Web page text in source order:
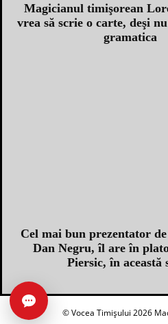
Magicianul timişorean
vrea să scrie o carte, deşi
gramatica
Cel mai bun prezentator
Dan Negru, îl are în
Piersic, în această
© Vocea Timișului 2026
Caută în arhivă